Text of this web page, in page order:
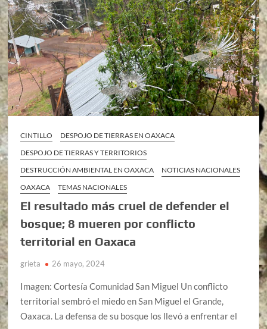
CINTILLO
DESPOJO DE TIERRAS EN OAXACA
DESPOJO DE TIERRAS Y TERRITORIOS
DESTRUCCIÓN AMBIENTAL EN OAXACA
NOTICIAS NACIONALES
OAXACA
TEMAS NACIONALES
El resultado más cruel de defender el
bosque; 8 mueren por conflicto
territorial en Oaxaca
grieta 26 mayo, 2024
Imagen: Cortesía Comunidad San Miguel Un conflicto
territorial sembró el miedo en San Miguel el Grande,
Oaxaca. La defensa de su bosque los llevó a enfrentar el